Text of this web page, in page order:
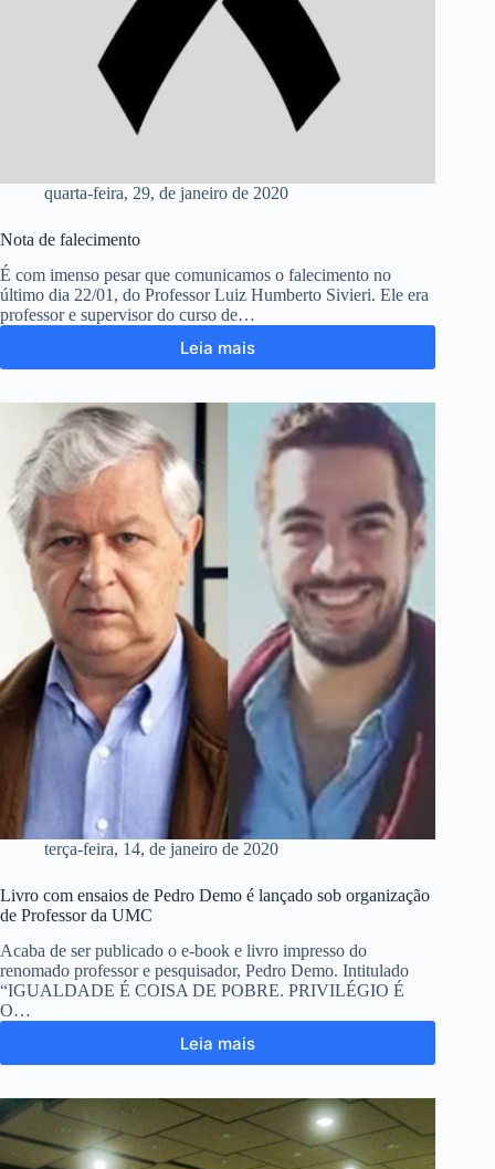
quarta-feira, 29, de janeiro de 2020
Nota de falecimento
É com imenso pesar que comunicamos o falecimento no
último dia 22/01, do Professor Luiz Humberto Sivieri. Ele era
professor e supervisor do curso de…
Leia mais
terça-feira, 14, de janeiro de 2020
Livro com ensaios de Pedro Demo é lançado sob organização
de Professor da UMC
Acaba de ser publicado o e-book e livro impresso do
renomado professor e pesquisador, Pedro Demo. Intitulado
“IGUALDADE É COISA DE POBRE. PRIVILÉGIO É
O…
Leia mais